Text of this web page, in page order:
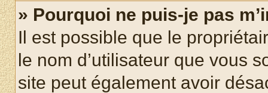
» Pourquoi ne puis-je pas
Il est possible que le
le nom d’utilisateur que vous
site peut également avoir